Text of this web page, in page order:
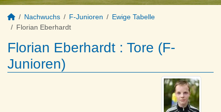
Nachwuchs F-Junioren
Ewige Tabelle
Florian Eberhardt
Florian Eberhardt : Tore (F-
Junioren)